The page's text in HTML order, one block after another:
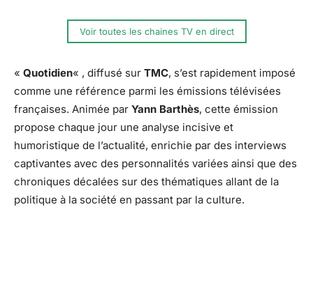
Voir toutes les chaines TV en direct
« Quotidien« , diffusé sur TMC, s’est rapidement imposé
comme une référence parmi les émissions télévisées
françaises. Animée par Yann Barthès, cette émission
propose chaque jour une analyse incisive et
humoristique de l’actualité, enrichie par des interviews
captivantes avec des personnalités variées ainsi que des
chroniques décalées sur des thématiques allant de la
politique à la société en passant par la culture.